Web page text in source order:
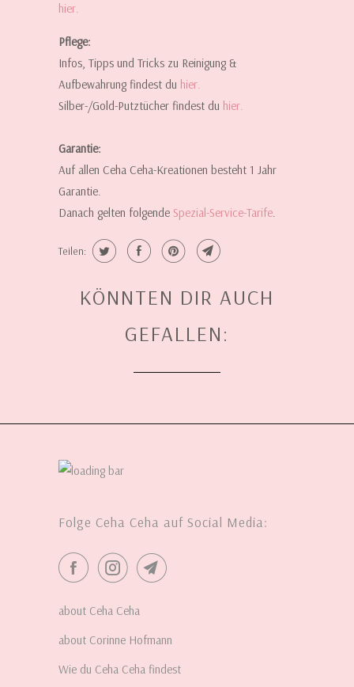
hier.
Pflege:
Infos, Tipps und Tricks zu Reinigung &
Aufbewahrung findest du hier.
Silber-/Gold-Putztücher findest du hier.
Garantie:
Auf allen Ceha Ceha-Kreationen besteht 1 Jahr
Garantie.
Danach gelten folgende Spezial-Service-Tarife.
Teilen:
KÖNNTEN DIR AUCH
GEFALLEN:
Folge Ceha Ceha auf Social Media:
about Ceha Ceha
about Corinne Hofmann
Wie du Ceha Ceha findest